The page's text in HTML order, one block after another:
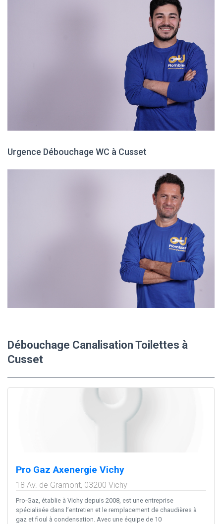
Urgence Débouchage WC à Cusset
Débouchage Canalisation Toilettes à
Cusset
Pro Gaz Axenergie Vichy
18 Av. de Gramont, 03200 Vichy
Pro-Gaz, établie à Vichy depuis 2008, est une entreprise
spécialisée dans l’entretien et le remplacement de chaudières à
gaz et fioul à condensation. Avec une équipe de 10